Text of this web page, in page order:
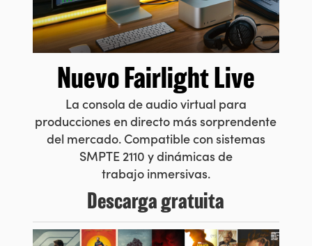
Nuevo Fairlight Live
La consola de audio virtual para
producciones en directo más sorprendente
del mercado. Compatible con sistemas
SMPTE 2110 y dinámicas de
trabajo inmersivas.
Descarga gratuita